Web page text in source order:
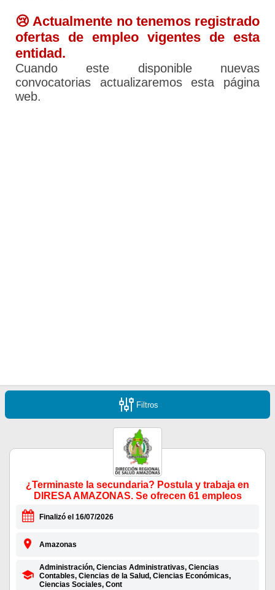
😢 Actualmente no tenemos registrado
ofertas de empleo vigentes de esta
entidad.
Cuando este disponible nuevas
convocatorias actualizaremos esta página
web.
Filtros
¿Terminaste la secundaria? Postula y trabaja en
DIRESA AMAZONAS. Se ofrecen 61 empleos
Finalizó el 16/07/2026
Amazonas
Administración, Ciencias Administrativas, Ciencias
Contables, Ciencias de la Salud, Ciencias Económicas,
Ciencias Sociales, Cont